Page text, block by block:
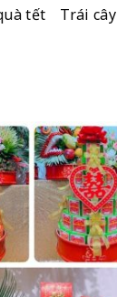
tết Trái cây